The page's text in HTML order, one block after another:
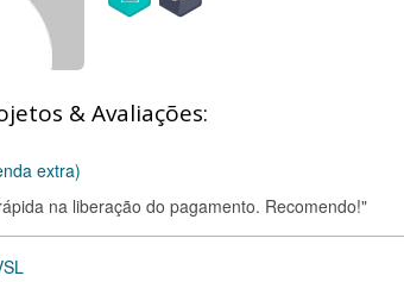
& Avaliações:
extra)
na liberação do pagamento. Recomendo!"